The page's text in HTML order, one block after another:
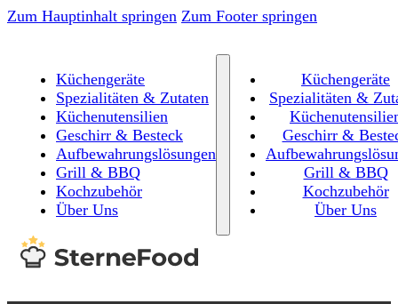
Zum Hauptinhalt springen Zum Footer springen
Küchengeräte
Spezialitäten & Zutaten
Küchenutensilien
Geschirr & Besteck
Aufbewahrungslösungen
Grill & BBQ
Kochzubehör
Über Uns
Küchengeräte
Spezialitäten &
Geschirr &
Grill & BBQ
Kochzubehör
Über Uns